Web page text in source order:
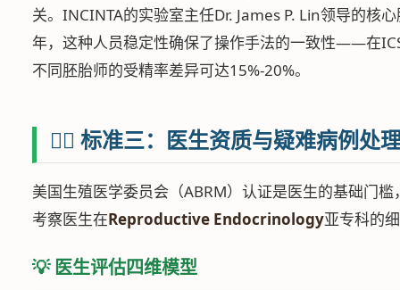
关。INCINTA的实验室主任Dr. James P. Lin领导的核
年，这种人员稳定性确保了操作手法的一致性——在
不同胚胎师的受精率差异可达15%-20%。
👨‍⚕️ 标准三：医生资质与疑难病例处
美国生殖医学委员会（ABRM）认证是医生的基础门
考察医生在Reproductive Endocrinology亚专科的
💡 医生评估四维模型